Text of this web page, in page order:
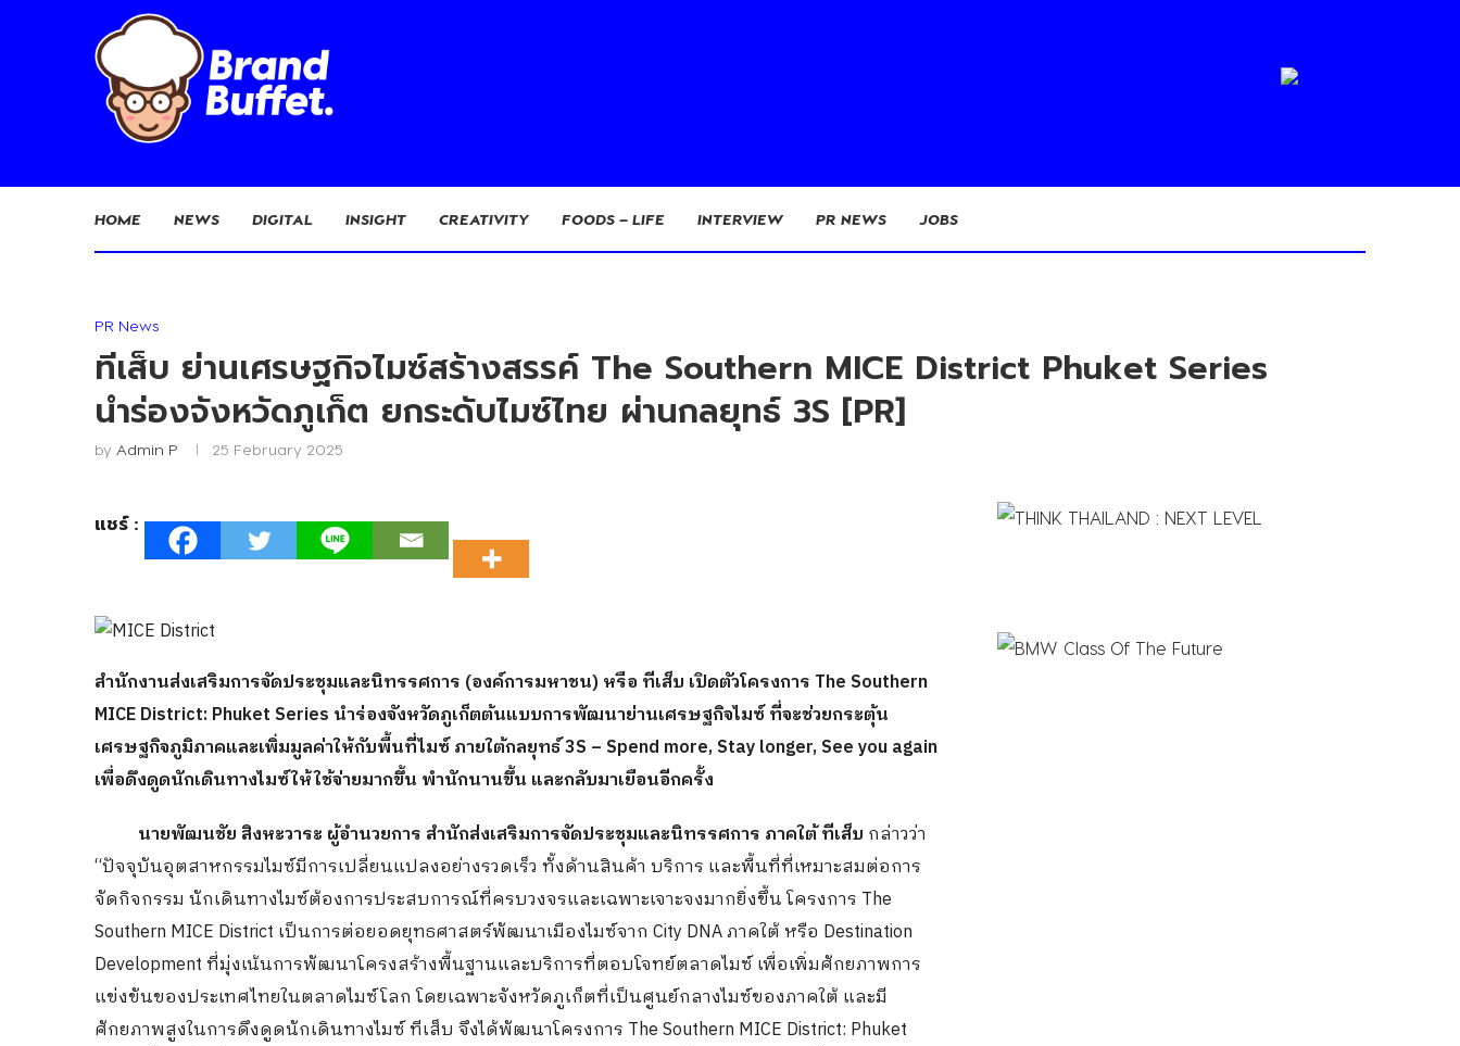
HOME NEWS DIGITAL INSIGHT CREATIVITY FOODS – LIFE INTERVIEW PR NEWS JOBS
PR News
ทีเส็บ ย่านเศรษฐกิจไมซ์สร้างสรรค์ The Southern MICE District Phuket Series
นำร่องจังหวัดภูเก็ต ยกระดับไมซ์ไทย ผ่านกลยุทธ์ 3S [PR]
by Admin P 25 February 2025
แชร์ :
สำนักงานส่งเสริมการจัดประชุมและนิทรรศการ (องค์การมหาชน) หรือ ทีเส็บ เปิดตัวโครงการ The Southern
MICE District: Phuket Series นำร่องจังหวัดภูเก็ตต้นแบบการพัฒนาย่านเศรษฐกิจไมซ์ ที่จะช่วยกระตุ้น
เศรษฐกิจภูมิภาคและเพิ่มมูลค่าให้กับพื้นที่ไมซ์ ภายใต้กลยุทธ์ 3S – Spend more, Stay longer, See you again
เพื่อดึงดูดนักเดินทางไมซ์ให้ใช้จ่ายมากขึ้น พำนักนานขึ้น และกลับมาเยือนอีกครั้ง
นายพัฒนชัย สิงหะวาระ ผู้อำนวยการ สำนักส่งเสริมการจัดประชุมและนิทรรศการ ภาคใต้ ทีเส็บ กล่าวว่า
“ปัจจุบันอุตสาหกรรมไมซ์มีการเปลี่ยนแปลงอย่างรวดเร็ว ทั้งด้านสินค้า บริการ และพื้นที่ที่เหมาะสมต่อการ
จัดกิจกรรม นักเดินทางไมซ์ต้องการประสบการณ์ที่ครบวงจรและเฉพาะเจาะจงมากยิ่งขึ้น โครงการ The
Southern MICE District เป็นการต่อยอดยุทธศาสตร์พัฒนาเมืองไมซ์จาก City DNA ภาคใต้ หรือ Destination
Development ที่มุ่งเน้นการพัฒนาโครงสร้างพื้นฐานและบริการที่ตอบโจทย์ตลาดไมซ์ เพื่อเพิ่มศักยภาพการ
แข่งขันของประเทศไทยในตลาดไมซ์โลก โดยเฉพาะจังหวัดภูเก็ตที่เป็นศูนย์กลางไมซ์ของภาคใต้ และมี
ศักยภาพสูงในการดึงดูดนักเดินทางไมซ์ ทีเส็บ จึงได้พัฒนาโครงการ The Southern MICE District: Phuket